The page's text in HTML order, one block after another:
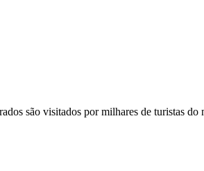
são visitados por milhares de turistas